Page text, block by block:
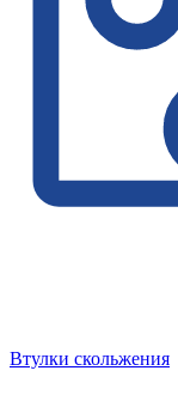
Втулки скольжения